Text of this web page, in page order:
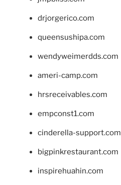
drjorgerico.com
queensushipa.com
wendyweimerdds.com
ameri-camp.com
hrsreceivables.com
empconst1.com
cinderella-support.com
bigpinkrestaurant.com
inspirehuahin.com